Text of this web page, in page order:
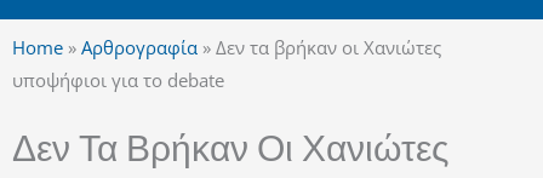
Home » Αρθρογραφία » Δεν τα βρήκαν οι Χανιώτες
υποψήφιοι για το debate
Δεν Τα Βρήκαν Οι Χανιώτες